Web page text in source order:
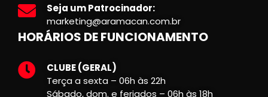
Seja um Patrocinador:
marketing@aramacan.com.br
HORÁRIOS DE FUNCIONAMENTO
CLUBE (GERAL)
Terça a sexta – 06h às 22h
Sábado, dom. e feriados – 06h às 18h